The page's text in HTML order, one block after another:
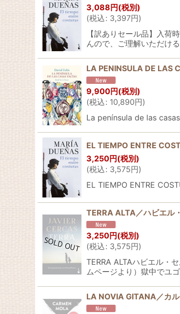
3,088 円 (税別)
(税込: 3,397円)
【訳ありセール品】入
んので、ご理解いただけ
LA PENINSULA DE LAS
9,900円 (税別)
(税込: 10,890円)
La península de las
EL TIEMPO ENTRE
3,250円 (税別)
(税込: 3,575円)
EL TIEMPO ENTRE
TERRA ALTA／ハビエル
3,250円(税別)
(税込: 3,575円)
TERRA ALTAハビエル・
ムページより）獄中でユ
LA NOVIA GITANA／カ